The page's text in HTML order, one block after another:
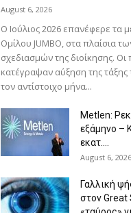
August 6, 2026
O Ιούλιος 2026 επανέφερε τα
Ομίλου JUMBO, στα πλαίσια
σχεδιασμών της διοίκησης. Οι
κατέγραψαν αύξηση της τάξης
τον αντίστοιχο μήνα...
Metlen:
εξάμηνο –
εκατ....
August 6, 2026
Γαλλική
στον Great